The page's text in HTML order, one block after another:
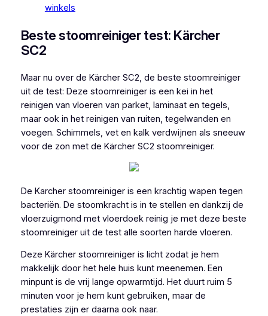
winkels
Beste stoomreiniger test: Kärcher
SC2
Maar nu over de Kärcher SC2, de beste stoomreiniger
uit de test: Deze stoomreiniger is een kei in het
reinigen van vloeren van parket, laminaat en tegels,
maar ook in het reinigen van ruiten, tegelwanden en
voegen. Schimmels, vet en kalk verdwijnen als sneeuw
voor de zon met de Kärcher SC2 stoomreiniger.
De Karcher stoomreiniger is een krachtig wapen tegen
bacteriën. De stoomkracht is in te stellen en dankzij de
vloerzuigmond met vloerdoek reinig je met deze beste
stoomreiniger uit de test alle soorten harde vloeren.
Deze Kärcher stoomreiniger is licht zodat je hem
makkelijk door het hele huis kunt meenemen. Een
minpunt is de vrij lange opwarmtijd. Het duurt ruim 5
minuten voor je hem kunt gebruiken, maar de
prestaties zijn er daarna ook naar.